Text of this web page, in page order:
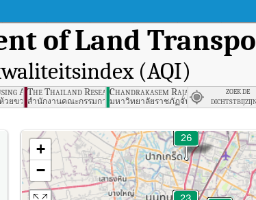
of Land
(AQI)
Authority Huaykwang, Bangkok
วยขวาง
The Thailand Research Fund (TRF)
สำนักงานคณะกรรมการส่งเสริมวิทยาศาสตร์ วิจัยและนวัตกรรม (
Chandrakasem Rajabhat University,
มหาวิทยาลัยราชภัฏจันทรเกษม
ZOEK DE
(AQI) van Department of Land Transport,
+
−